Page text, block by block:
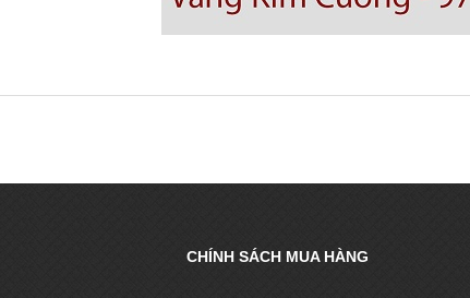
CHÍNH SÁCH MUA HÀNG